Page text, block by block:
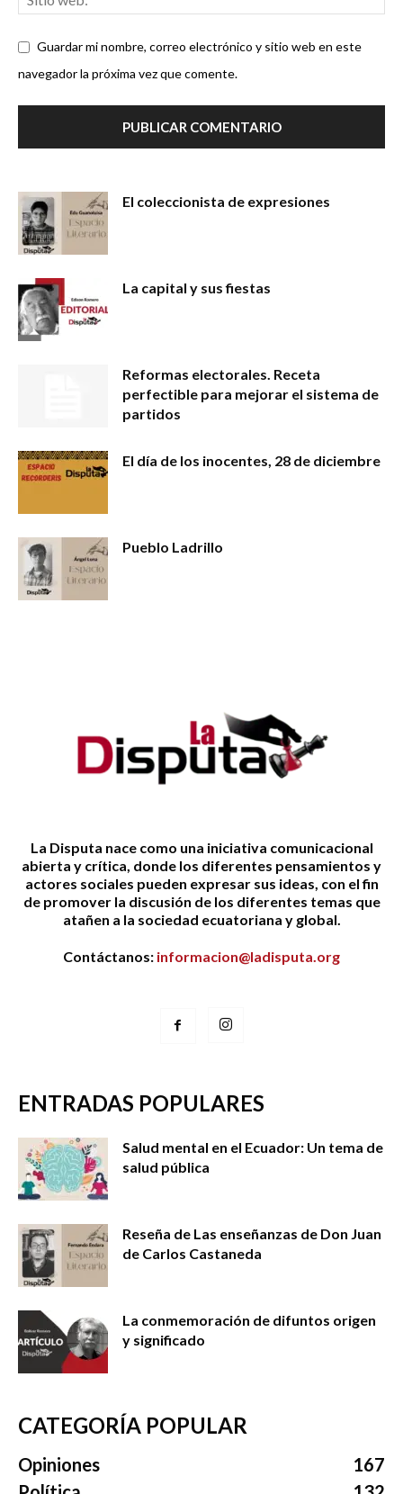
Guardar mi nombre, correo electrónico y sitio web en este
navegador la próxima vez que comente.
El coleccionista de expresiones
La capital y sus fiestas
Reformas electorales. Receta
perfectible para mejorar el sistema de
partidos
El día de los inocentes, 28 de diciembre
Pueblo Ladrillo
La Disputa nace como una iniciativa comunicacional
abierta y crítica, donde los diferentes pensamientos y
actores sociales pueden expresar sus ideas, con el fin
de promover la discusión de los diferentes temas que
atañen a la sociedad ecuatoriana y global.
Contáctanos: informacion@ladisputa.org
ENTRADAS POPULARES
Salud mental en el Ecuador: Un tema de
salud pública
Reseña de Las enseñanzas de Don Juan
de Carlos Castaneda
La conmemoración de difuntos origen
y significado
CATEGORÍA POPULAR
Opiniones
167